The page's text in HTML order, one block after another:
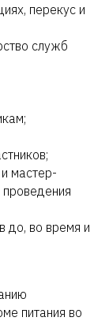
перекус и
служб
мастер-
до, во время и
питания во